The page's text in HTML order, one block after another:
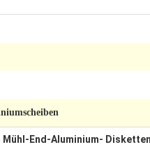
End-Aluminium-